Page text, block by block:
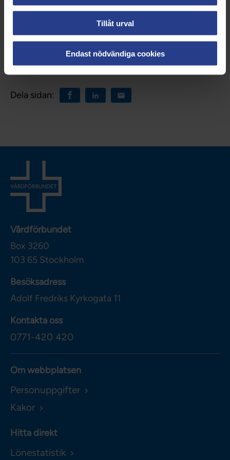
Tillåt urval
Endast nödvändiga cookies
arbetsmiljö, förutsägbarhet och hälsa.
Uppdaterad:26 mar 2024
Engagemang
Dela sidan:
Vårdförbundet
Box 3260
103 65 Stockholm
Besöksadress
Adolf Fredriks Kyrkogata 11
Kontakta oss
0771-420 420
Om webbplatsen
Personuppgifter
Kakor
Hitta direkt
Lönestatistik